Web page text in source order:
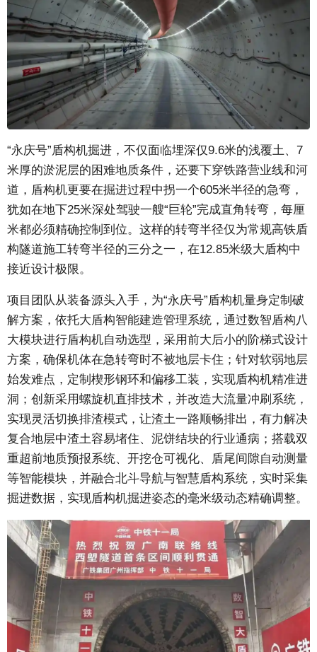
“永庆号”盾构机掘进，不仅面临埋深仅9.6米的浅覆土、7
米厚的淤泥层的困难地质条件，还要下穿铁路营业线和河
道，盾构机更要在掘进过程中拐一个605米半径的急弯，
犹如在地下25米深处驾驶一艘“巨轮”完成直角转弯，每厘
米都必须精确控制到位。这样的转弯半径仅为常规高铁盾
构隧道施工转弯半径的三分之一，在12.85米级大盾构中
接近设计极限。
项目团队从装备源头入手，为“永庆号”盾构机量身定制破
解方案，依托大盾构智能建造管理系统，通过数智盾构八
大模块进行盾构机自动选型，采用前大后小的阶梯式设计
方案，确保机体在急转弯时不被地层卡住；针对软弱地层
始发难点，定制楔形钢环和偏移工装，实现盾构机精准进
洞；创新采用螺旋机直排技术，并改造大流量冲刷系统，
实现灵活切换排渣模式，让渣土一路顺畅排出，有力解决
复合地层中渣土容易堵住、泥饼结块的行业通病；搭载双
重超前地质预报系统、开挖仓可视化、盾尾间隙自动测量
等智能模块，并融合北斗导航与智慧盾构系统，实时采集
掘进数据，实现盾构机掘进姿态的毫米级动态精确调整。